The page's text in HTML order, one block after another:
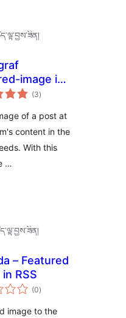
image in
(3གདེང་
འཇོག་
ཚང་།
)
of a post at
content in the
With this
…
– Featured
RSS
(0གདེང་
འཇོག་
ཚང་།
)
image to the